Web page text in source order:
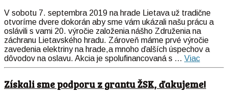
V sobotu 7. septembra 2019 na hrade Lietava už tradične
otvoríme dvere dokorán aby sme vám ukázali našu prácu a
oslávili s vami 20. výročie založenia nášho Združenia na
záchranu Lietavského hradu. Zároveň máme prvé výročie
zavedenia elektriny na hrade,a mnoho ďalších úspechov a
dôvodov na oslavu. Akcia je spolufinancovaná s ... Viac
Získali sme podporu z grantu ŽSK, ďakujeme!